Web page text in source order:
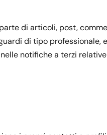
di articoli, post,
di tipo professionale,
notifiche a terzi